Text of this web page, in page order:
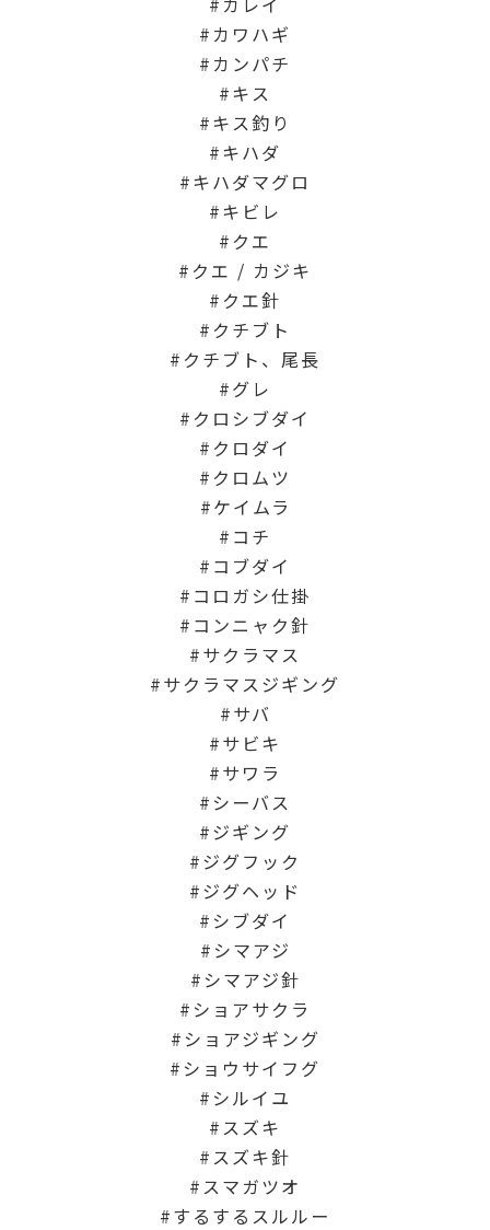
カワハギ
カンパチ
キス
キス釣り
キハダ
キハダマグロ
キビレ
クエ
クエ / カジキ
クエ針
クチブト
クチブト、尾長
グレ
クロシブダイ
クロダイ
クロムツ
ケイムラ
コチ
コブダイ
コロガシ仕掛
コンニャク針
サクラマス
サクラマスジギング
サバ
サビキ
サワラ
シーバス
ジギング
ジグフック
ジグヘッド
シブダイ
シマアジ
シマアジ針
ショアサクラ
ショアジギング
ショウサイフグ
シルイユ
スズキ
スズキ針
スマガツオ
するするスルルー